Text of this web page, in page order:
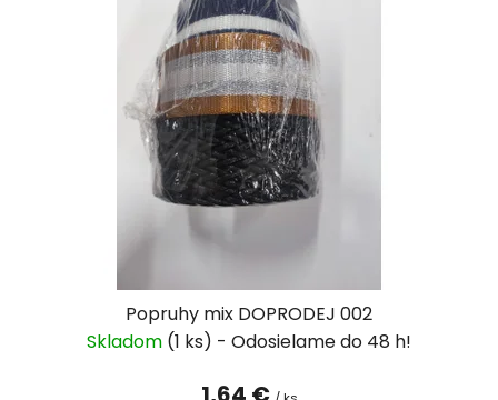
Popruhy mix DOPRODEJ 002
Skladom (1 ks)